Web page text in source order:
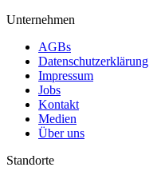
Unternehmen
AGBs
Datenschutzerklärung
Impressum
Jobs
Kontakt
Medien
Über uns
Standorte